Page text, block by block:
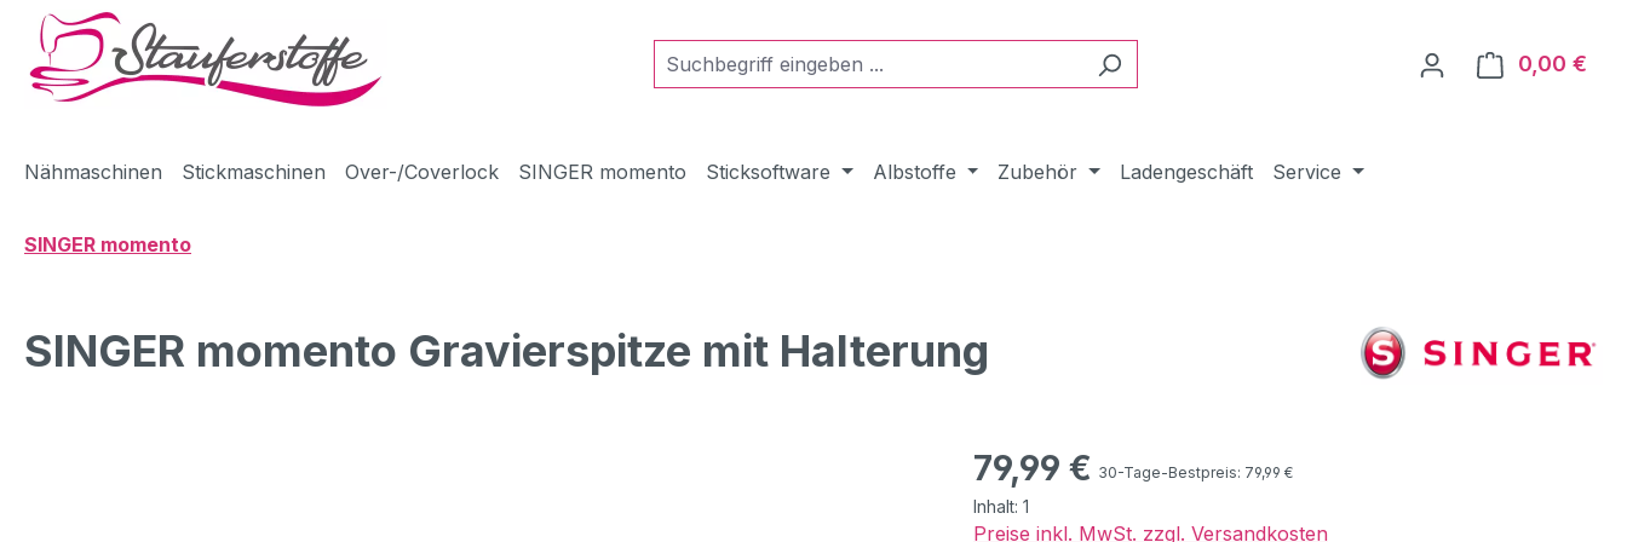
Hauptinhalt springen
Zur Suche springen
Zur Hauptnavigation springen
0,00 €
Nähmaschinen Stickmaschinen Over-/Coverlock SINGER momento Sticksoftware Albstoffe Zubehör Ladengeschäft Service
SINGER momento
SINGER momento Gravierspitze mit Halterung
Regulärer Preis:
79,99 € 30-Tage-Bestpreis: 79,99 €
Inhalt: 1
Preise inkl. MwSt. zzgl. Versandkosten